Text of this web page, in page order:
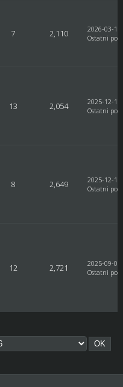
7 2,110
2026-03-
Ostatni post
13 2,054
2025-12-
Ostatni post
8 2,649
2025-12-
Ostatni post
12 2,721
2025-09-
Ostatni post